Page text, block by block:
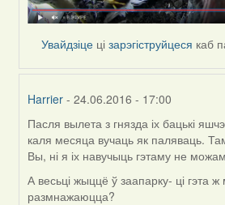
Увайдзіце цізарэгіструйцеся каб
Harrier - 24.06.2016 - 17:00
In
reply
to
by
Жанна
Пасля вылета з гнязда іх бацькі яшчэ
каля месяца вучаць як паляваць.
Вы, ні я іх навучыць гэтаму не
А весьці жыццё ў заапарку- ці гэта
размнажаюцца?